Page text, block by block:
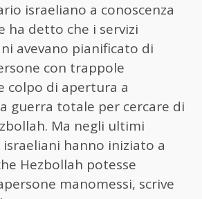
israeliano a conoscenza
ha detto che i servizi
avevano pianificato di
con trappole
colpo di apertura a
guerra totale per cercare di
Ma negli ultimi
hanno iniziato a
Hezbollah potesse
manomessi, scrive